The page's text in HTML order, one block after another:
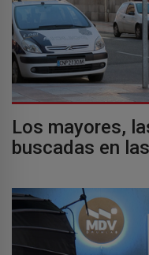
Los mayores,
buscadas en